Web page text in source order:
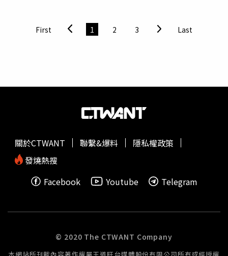
察人類情緒，甚至曾用腳輕觸安慰落淚的韓晨媽媽。（圖／
攝）儘管ODDY調皮搗蛋，韓晨仍直呼：「以柴犬來
嘛，牠也是。」而韓晨一家也信奉「愛的教育」，陪伴
子這麼短，只會佔我人生十幾年，但我會存在牠生命的一輩
子。」ODDY寵物小檔案品種：柴犬年紀：3歲技能：握
（圖／翻攝自韓晨IG）
雅坦言原本很擔心粉絲會失望。（圖／
林士傑
攝）年僅17歲
的劉香蘭是團中的忙內，剛加入時一直處於緊繃狀態。（圖
什麼要加入？但還是很多人支持我們，其實滿感動的。」年
正大地哭，她則說自己一直處在很緊繃的狀態，只能硬著頭
皮往前衝，直呼：「感覺我下一秒要死掉了！」席子淇團員
員有參加選秀的經驗，相對起來比較不會這麼緊張。（圖／
林士傑攝）連穎解釋原本的6位團員已經參加過選秀節目，
入一定會有壓力，並說原本的6人有合宿經驗，能比較快互
淨的人，就連襪子都要按照顏色分好，更被笑說每天都在
「黏地板」。來自蒙古的巴倫月獨自一人到台灣，很感謝團
First 1 2 3 Last
關於CTWANT 聯繫&爆料
隱私權政策
發燒熱搜
Facebook
Youtube Telegram
© 2020 The CTWANT Company